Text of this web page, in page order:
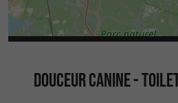
DOUCEUR CANINE -